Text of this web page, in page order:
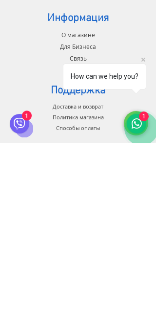
сжиганию быстрому похудению
и улучшают общее здоровье.
Также занятия на велотренажоре
становится более увлекательным
Доступны в белом и черном
Мы проводим доставку,
установку, полное обслуживание и
модернизацию
нашего оборудования. Также
Информация
О магазине
Для Бизнеса
Связь
Поддержка
Доставка и возврат
Политика магазина
Способы оплаты
How can we help you?
1
1